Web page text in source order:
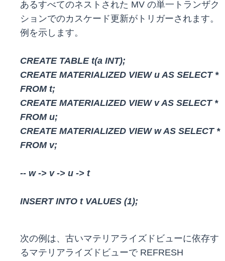
あるすべてのネストされた MV の単一トランザク
ションでのカスケード更新がトリガーされます。
例を示します。
CREATE TABLE t(a INT);
CREATE MATERIALIZED VIEW u AS SELECT *
FROM t;
CREATE MATERIALIZED VIEW v AS SELECT *
FROM u;
CREATE MATERIALIZED VIEW w AS SELECT *
FROM v;
-- w -> v -> u -> t
INSERT INTO t VALUES (1);
次の例は、古いマテリアライズドビューに依存す
るマテリアライズドビューで REFRESH